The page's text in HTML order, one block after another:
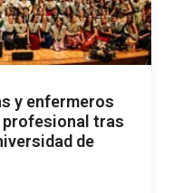
y enfermeros
profesional tras
de